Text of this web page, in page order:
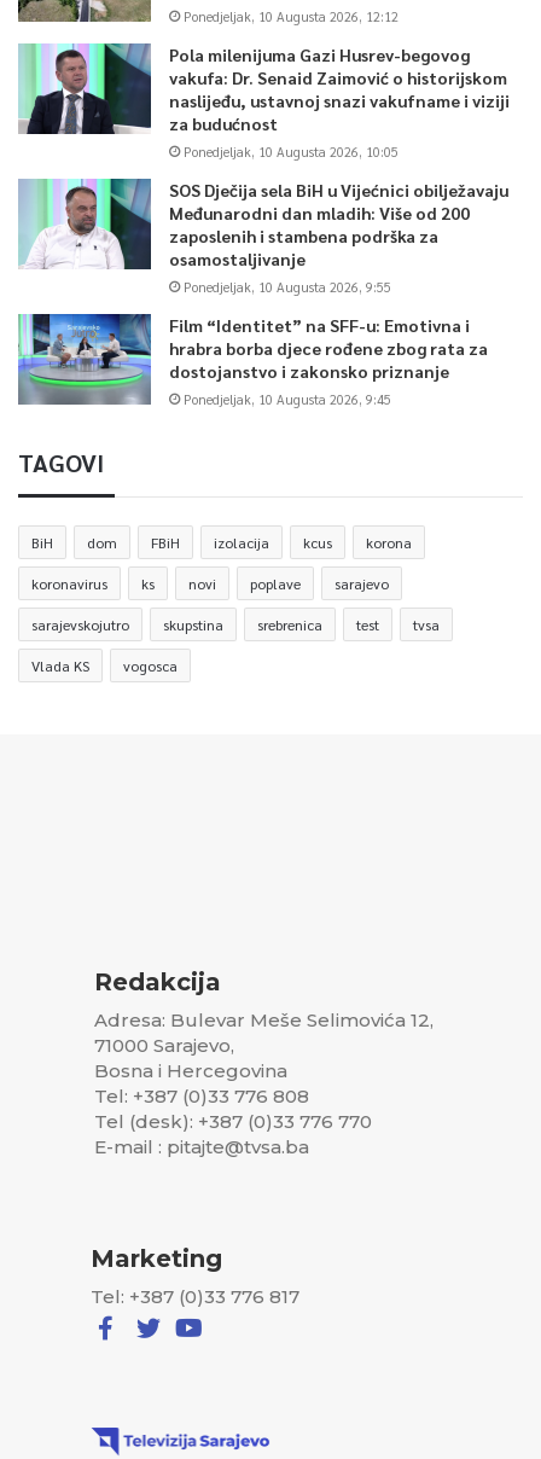
Ponedjeljak, 10 Augusta 2026, 12:12
Pola milenijuma Gazi Husrev-begovog
vakufa: Dr. Senaid Zaimović o historijskom
naslijeđu, ustavnoj snazi vakufname i viziji
za budućnost
Ponedjeljak, 10 Augusta 2026, 10:05
SOS Dječija sela BiH u Vijećnici obilježavaju
Međunarodni dan mladih: Više od 200
zaposlenih i stambena podrška za
osamostaljivanje
Ponedjeljak, 10 Augusta 2026, 9:55
Film “Identitet” na SFF-u: Emotivna i
hrabra borba djece rođene zbog rata za
dostojanstvo i zakonsko priznanje
Ponedjeljak, 10 Augusta 2026, 9:45
TAGOVI
BiH dom FBiH izolacija kcus korona
koronavirus ks novi poplave sarajevo
sarajevskojutro skupstina srebrenica test tvsa
Vlada KS vogosca
Redakcija
Adresa: Bulevar Meše Selimovića 12,
71000 Sarajevo,
Bosna i Hercegovina
Tel: +387 (0)33 776 808
Tel (desk): +387 (0)33 776 770
E-mail : pitajte@tvsa.ba
Marketing
Tel: +387 (0)33 776 817